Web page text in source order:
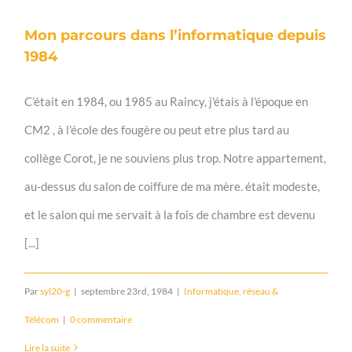
Mon parcours dans l’informatique depuis
1984
C’était en 1984, ou 1985 au Raincy, j'étais à l'époque en
CM2 , à l'école des fougère ou peut etre plus tard au
collège Corot, je ne souviens plus trop. Notre appartement,
au-dessus du salon de coiffure de ma mère. était modeste,
et le salon qui me servait à la fois de chambre est devenu
[...]
Parsyl20-g | septembre 23rd, 1984 | Informatique, réseau &
Télécom | 0 commentaire
Lire la suite